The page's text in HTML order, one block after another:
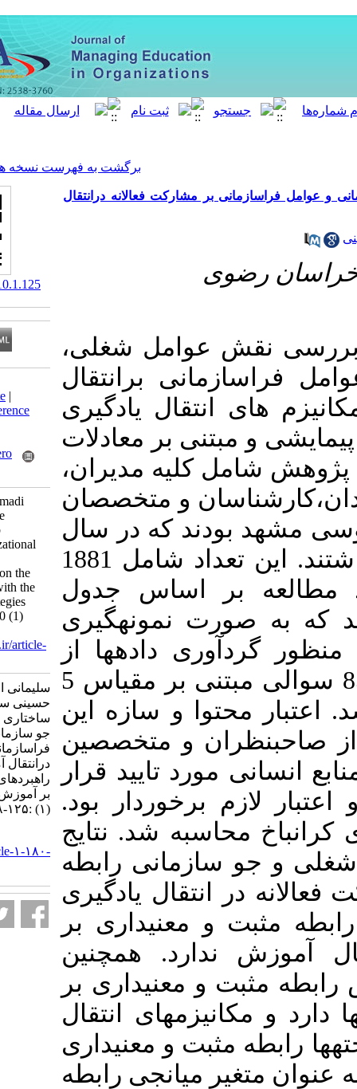
برگشت به فهرست نسخه ها
بر مشارکت فعالانه درانتقال
عوامل شغلی،
برانتقال
یادگیری
بر معادلات
کلیه مدیران،
و متخصصان
که در سال
99-98 به خدمت اشتغال داشتند. این تعداد شامل 1881
بر اساس جدول
صورت نمونه­گیری
داده­ها از
پرسش­نامه محقق ساخته 85 سوالی مبتنی بر مقیاس 5
و سازه این
و متخصصین
تایید قرار
بود.
شد. نتایج
رابطه
یادگیری
و معنی­داری بر
همچنین
معنی­داری بر
انتقال
مثبت و معنی­داری
میانجی رابطه
‎ 10.52547/meo.10.1.125
Download citation:
BibTeX
EndNote|
Medlars
ProCite|Reference
RefWorks
Send citation to:
Mendeley
Soleimani E S, Mohammadi
Hoseini S A. Testing the
Structural Model of Job
Characteristics, Organizational
Climate and Extra-
Organizational Factors on the
Transfer of Education with the
Role Mediation of Strategies
Transfer. MEO 2021; 10 (1)
URL:http://journalieaa.ir/article-
1-180-fa.html
سلیمانی الهام سادات، محمدی
حسینی سید احمد. آزمون مدل
ساختاری ویژگی شغلی، پویایی
جو سازمانی و عوامل
فراسازمانی بر مشارکت فعالانه
درانتقال آموزش با نقش میانجی
راهبردهای انتقال. نشریه مديريت
بر آموزش سازمانها. ۱۴۰۰; ۱۰
(۱) :۱۲۵-۱۴۸
http://journalieaa.ir/article-۱-۱۸۰-